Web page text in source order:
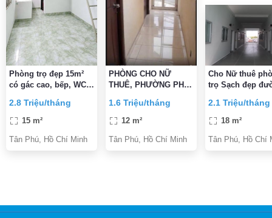
Phòng trọ đẹp 15m²
có gác cao, bếp, WC
Tân Phú
2.8 Triệu/tháng
15 m²
Tân Phú, Hồ Chí Minh
PHÒNG CHO NỮ
THUÊ, PHƯỜNG PHÚ
1.6 Triệu/tháng
12 m²
Tân Phú, Hồ Chí Minh
Cho Nữ thuê
trọ Sạch đẹp
Huit & Aeon 10p
rẻ
2.1 Triệu/tháng
18 m²
Tân Phú, Hồ Chí